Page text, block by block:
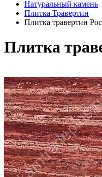
Натуральный камень
Плитка Травертин
Плитка травертин
Плитка